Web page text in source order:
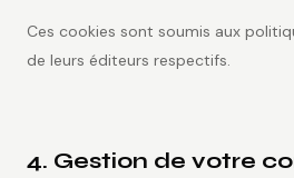
Ces cookies sont soumis aux
de leurs éditeurs respectifs.
4. Gestion de votre